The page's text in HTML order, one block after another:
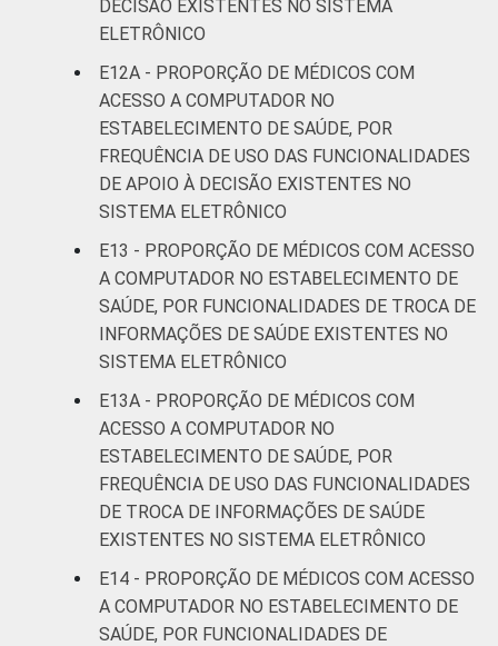
DECISÃO EXISTENTES NO SISTEMA
ELETRÔNICO
E12A - PROPORÇÃO DE MÉDICOS COM
ACESSO A COMPUTADOR NO
ESTABELECIMENTO DE SAÚDE, POR
FREQUÊNCIA DE USO DAS FUNCIONALIDADES
DE APOIO À DECISÃO EXISTENTES NO
SISTEMA ELETRÔNICO
E13 - PROPORÇÃO DE MÉDICOS COM ACESSO
A COMPUTADOR NO ESTABELECIMENTO DE
SAÚDE, POR FUNCIONALIDADES DE TROCA DE
INFORMAÇÕES DE SAÚDE EXISTENTES NO
SISTEMA ELETRÔNICO
E13A - PROPORÇÃO DE MÉDICOS COM
ACESSO A COMPUTADOR NO
ESTABELECIMENTO DE SAÚDE, POR
FREQUÊNCIA DE USO DAS FUNCIONALIDADES
DE TROCA DE INFORMAÇÕES DE SAÚDE
EXISTENTES NO SISTEMA ELETRÔNICO
E14 - PROPORÇÃO DE MÉDICOS COM ACESSO
A COMPUTADOR NO ESTABELECIMENTO DE
SAÚDE, POR FUNCIONALIDADES DE